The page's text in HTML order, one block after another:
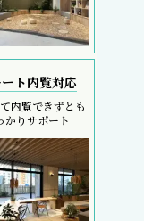
ート内覧対応
内覧できずとも
かりサポート